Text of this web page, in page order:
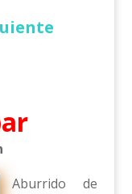
Aburrido de